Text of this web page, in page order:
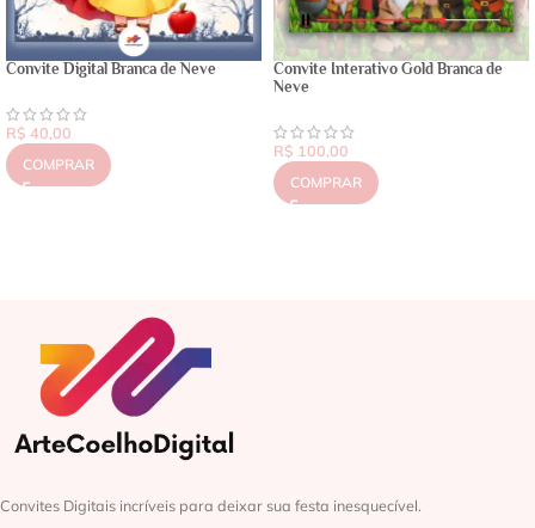
Convite Digital Branca de Neve
R$ 40,00
COMPRAR
Convite Interativo Gold Branca de
Neve
R$ 100,00
COMPRAR
Convites Digitais incríveis para deixar sua festa inesquecível.